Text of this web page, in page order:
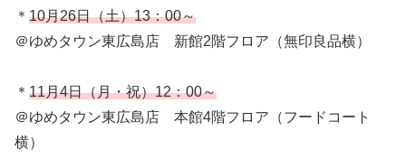
＊ 10月26日（土）13：00～
＠ゆめタウン東広島店 新館2階フロア（無印良品横）
＊ 11月4日（月・祝）12：00～
＠ゆめタウン東広島店 本館4階フロア（フードコート
横）